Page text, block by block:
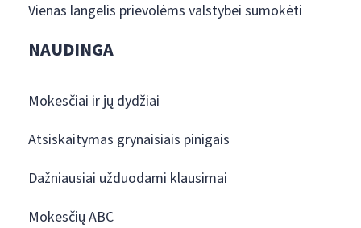
Vienas langelis prievolėms valstybei sumokėti
NAUDINGA
Mokesčiai ir jų dydžiai
Atsiskaitymas grynaisiais pinigais
Dažniausiai užduodami klausimai
Mokesčių ABC